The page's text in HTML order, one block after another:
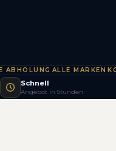
·ALLE MARKEN·
Schnell
Angebot in Stunden